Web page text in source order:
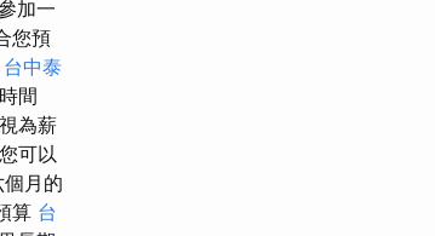
加一
您預
台中泰
間
為薪
可以
月的
算 台